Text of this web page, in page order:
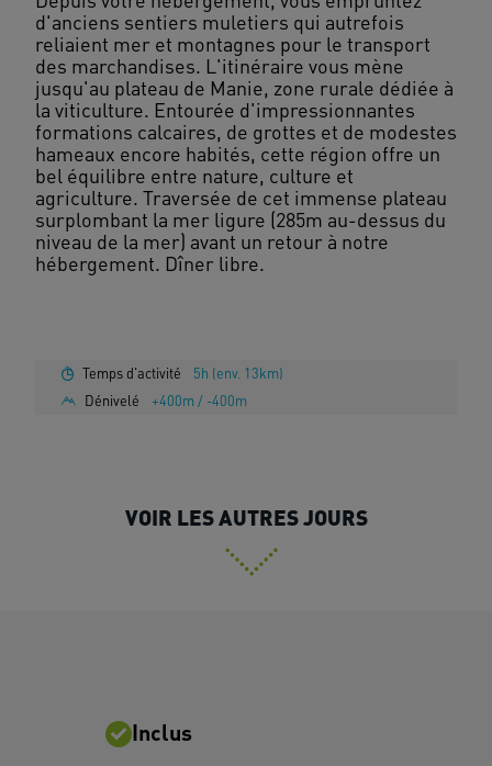
d'anciens sentiers muletiers qui autrefois
reliaient mer et montagnes pour le transport
des marchandises. L'itinéraire vous mène
jusqu'au plateau de Manie, zone rurale dédiée à
la viticulture. Entourée d'impressionnantes
formations calcaires, de grottes et de modestes
hameaux encore habités, cette région offre un
bel équilibre entre nature, culture et
agriculture. Traversée de cet immense plateau
surplombant la mer ligure (285m au-dessus du
niveau de la mer) avant un retour à notre
hébergement. Dîner libre.
Temps d'activité
5h (env. 13km)
Dénivelé
+400m / -400m
VOIR LES AUTRES JOURS
Inclus